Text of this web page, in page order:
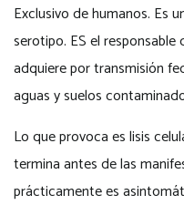
Exclusivo de humanos. Es
serotipo. ES el
adquiere por transmisión
aguas y suelos
Lo que provoca es lisis
termina antes de las
prácticamente es